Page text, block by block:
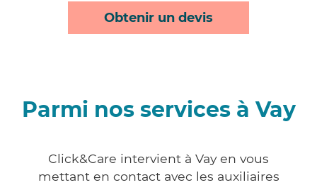
Obtenir un devis
Parmi nos services à Vay
Click&Care intervient à Vay en vous
mettant en contact avec les auxiliaires